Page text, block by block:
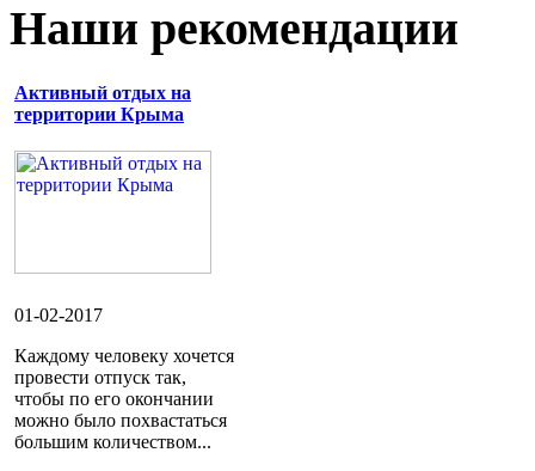
Наши рекомендации
Активный отдых на
территории Крыма
01-02-2017
Каждому человеку хочется
провести отпуск так,
чтобы по его окончании
можно было похвастаться
большим количеством...